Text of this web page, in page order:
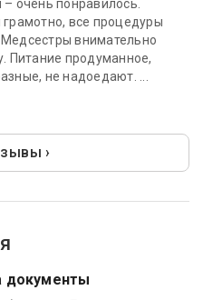
очень понравилось.
все процедуры
внимательно
Питание продуманное,
не надоедают. ...
›
документы